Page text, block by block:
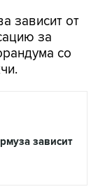
зависит от
за
со
зависит